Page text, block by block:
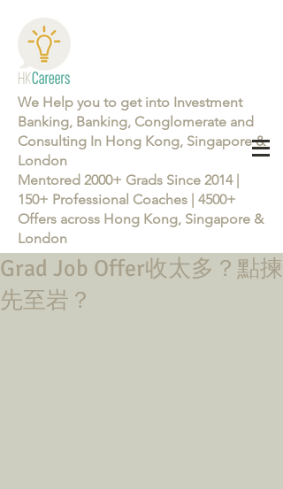
We Help you to get into Investment
Banking, Banking, Conglomerate and
Consulting In Hong Kong, Singapore &
London
Mentored 2000+ Grads Since 2014 |
150+ Professional Coaches | 4500+
Offers across Hong Kong, Singapore &
London
Grad Job Offer收太多？點揀
先至岩？